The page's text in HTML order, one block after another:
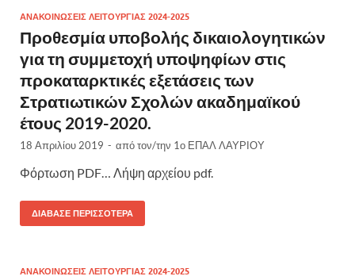
ΑΝΑΚΟΙΝΩΣΕΙΣ ΛΕΙΤΟΥΡΓΙΑΣ 2024-2025
Προθεσμία υποβολής δικαιολογητικών
για τη συμμετοχή υποψηφίων στις
προκαταρκτικές εξετάσεις των
Στρατιωτικών Σχολών ακαδημαϊκού
έτους 2019-2020.
18 Απριλίου 2019 - από τον/την 1ο ΕΠΑΛ ΛΑΥΡΙΟΥ
Φόρτωση PDF… Λήψη αρχείου pdf.
ΔΙΆΒΑΣΕ ΠΕΡΙΣΣΌΤΕΡΑ
ΑΝΑΚΟΙΝΩΣΕΙΣ ΛΕΙΤΟΥΡΓΙΑΣ 2024-2025